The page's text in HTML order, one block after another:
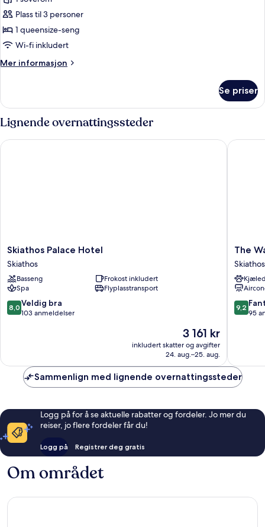
–
junior
(Deluxe)
Plass til 3 personer
1 queensize-seng
Wi-fi inkludert
Mer informasjon
Mer
–
(Deluxe)
Se priser
Lignende overnattingssteder
Skiathos
Palace
Hotel
Skiathos
Skiathos Palace Hotel
Skiathos
Basseng
Frokost inkludert
Spa
Flyplasstransport
8.0
av
anmeldelser
8,0 Veldig bra
103 anmeldelser
Prisen
er
3 161 kr
3 161 kr
inkludert skatter og avgifter
24. aug.–25. aug.
Skiathos Palace Hotel
The
Water
Suites
Skiathos
The
Skiathos
9.2
av
9,2
95
The
Sammenlign med lignende overnattingssteder
Logg på for å se aktuelle rabatter og fordeler. Jo mer du
reiser, jo flere fordeler får du!
Logg på Registrer deg gratis
Om området